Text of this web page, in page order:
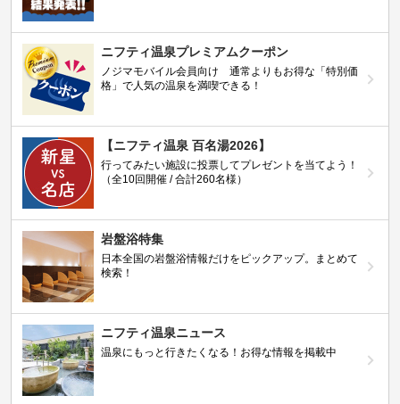
ニフティ温泉プレミアムクーポン
ノジマモバイル会員向け 通常よりもお得な「特別価
格」で人気の温泉を満喫できる！
【ニフティ温泉 百名湯2026】
行ってみたい施設に投票してプレゼントを当てよう！
（全10回開催 / 合計260名様）
岩盤浴特集
日本全国の岩盤浴情報だけをピックアップ。まとめて
検索！
ニフティ温泉ニュース
温泉にもっと行きたくなる！お得な情報を掲載中